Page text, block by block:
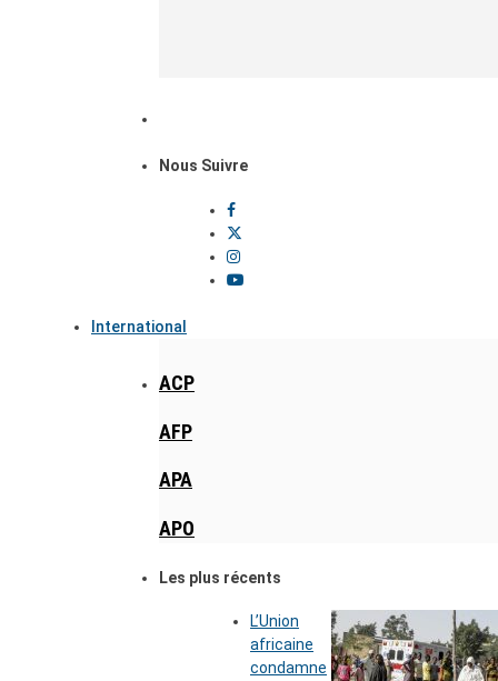
Nous Suivre
International
ACP
AFP
APA
APO
Les plus récents
L’Union
africaine
condamne